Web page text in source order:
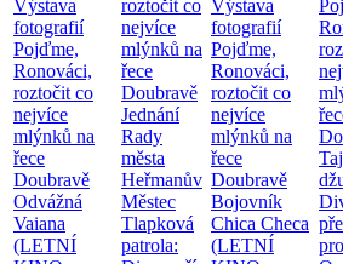
Výstava
fotografií
Pojďme,
Ronováci,
roztočit co
nejvíce
mlýnků na
řece
Doubravě
Odvážná
Vaiana
(LETNÍ
roztočit co
nejvíce
mlýnků na
řece
Doubravě
Jednání
Rady
města
Heřmanův
Městec
Tlapková
patrola:
Výstava
fotografií
Pojďme,
Ronováci,
roztočit co
nejvíce
mlýnků na
řece
Doubravě
Bojovník
Chica Checa
(LETNÍ